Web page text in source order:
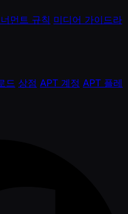
먼트 규칙 미디어 가이드라
드 상점 APT 계정 APT 플레